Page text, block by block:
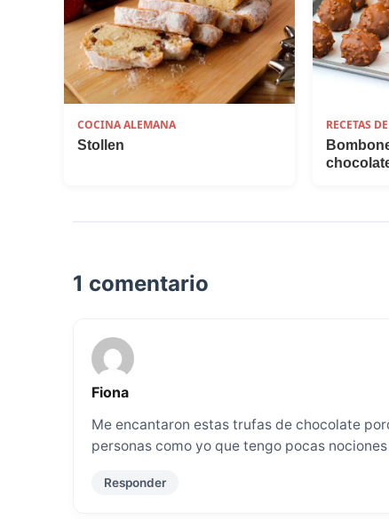
COCINA ALEMANA
Stollen
RECETAS
1 comentario
Fiona
Me encantaron estas trufas de chocolate
personas como yo que tengo pocas
Responder